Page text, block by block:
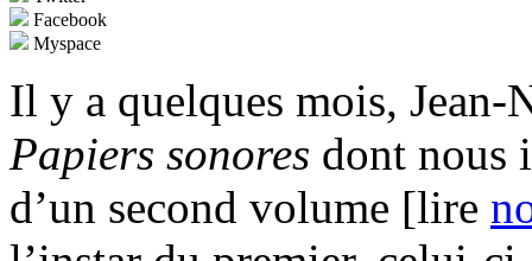
Facebook
Myspace
Il y a quelques mois,
Papiers sonores dont nous
d’un second volume [lire